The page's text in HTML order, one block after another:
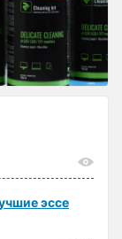
эссе